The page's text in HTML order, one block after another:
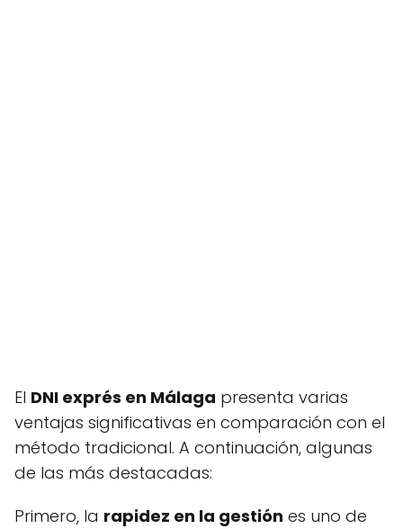
El DNI exprés en Málaga presenta varias
ventajas significativas en comparación con el
método tradicional. A continuación, algunas
de las más destacadas:
Primero, la rapidez en la gestión es uno de